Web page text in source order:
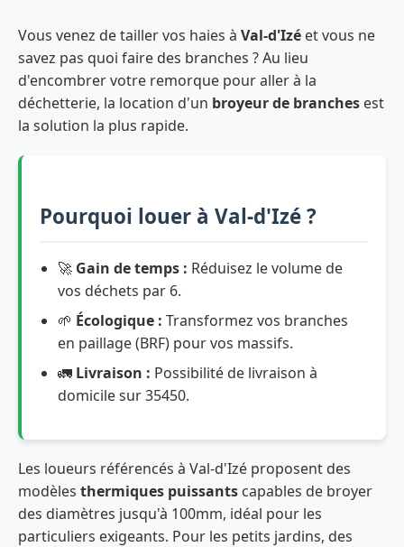
Vous venez de tailler vos haies à Val-d'Izé et vous ne
savez pas quoi faire des branches ? Au lieu
d'encombrer votre remorque pour aller à la
déchetterie, la location d'un broyeur de branches est
la solution la plus rapide.
Pourquoi louer à Val-d'Izé ?
🚀 Gain de temps : Réduisez le volume de
vos déchets par 6.
🌱 Écologique : Transformez vos branches
en paillage (BRF) pour vos massifs.
🚛 Livraison : Possibilité de livraison à
domicile sur 35450.
Les loueurs référencés à Val-d'Izé proposent des
modèles thermiques puissants capables de broyer
des diamètres jusqu'à 100mm, idéal pour les
particuliers exigeants. Pour les petits jardins, des